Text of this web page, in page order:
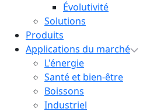
Évolutivité
Solutions
Produits
Applications du marché
L'énergie
Santé et bien-être
Boissons
Industriel